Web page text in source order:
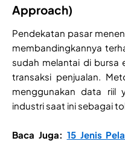
Approach)
Pendekatan pasar
membandingkannya
sudah melantai di bursa
transaksi penjualan.
menggunakan data riil
industri saat ini sebagai
Baca Juga: 15 Jenis